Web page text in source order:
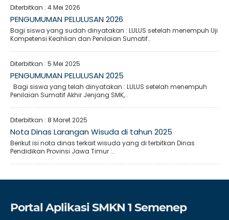
Diterbitkan : 4 Mei 2026
PENGUMUMAN PELULUSAN 2026
Bagi siswa yang sudah dinyatakan : LULUS setelah menempuh Uji
Kompetensi Keahlian dan Penilaian Sumatif..
Diterbitkan : 5 Mei 2025
PENGUMUMAN PELULUSAN 2025
Bagi siswa yang telah dinyatakan : LULUS setelah menempuh
Penilaian Sumatif Akhir Jenjang SMK,..
Diterbitkan : 8 Maret 2025
Nota Dinas Larangan Wisuda di tahun 2025
Berikut isi nota dinas terkait wisuda yang di terbitkan Dinas
Pendidikan Provinsi Jawa Timur :..
Portal Aplikasi SMKN 1 Semenep